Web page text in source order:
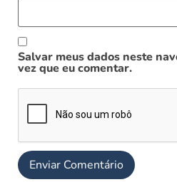
Salvar meus dados neste
vez que eu comentar.